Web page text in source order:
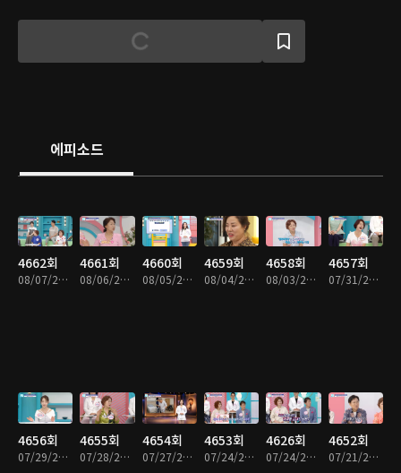
에피소드
4662회
08/07/2026 • 46분
4661회
08/06/2026 • 46분
4660회
08/05/2026 • 46분
4659회
08/04/2026 • 46분
4658회
08/03/2026 • 46분
4657회
07/31/2026 • 46분
4656회
07/29/2026 • 46분
4655회
07/28/2026 • 46분
4654회
07/27/2026 • 46분
4653회
07/24/2026 • 46분
4626회
07/24/2026 • 46분
4652회
07/21/2026 • 46분